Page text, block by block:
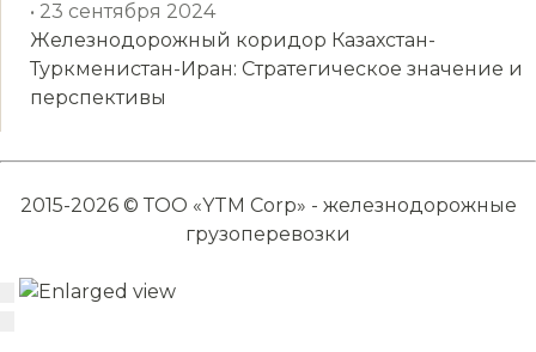
• 23 сентября 2024
Железнодорожный коридор Казахстан-
Туркменистан-Иран: Стратегическое значение и
перспективы
2015-2026 © ТОО «YTM Corp» - железнодорожные
грузоперевозки